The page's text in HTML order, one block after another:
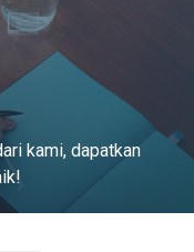
kami, dapatkan